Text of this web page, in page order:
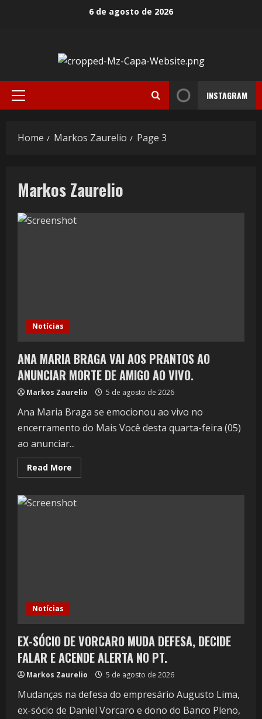
6 de agosto de 2026
INSTAGRAM
Home Markos Zaurelio Page 3
Markos Zaurelio
Notícias
ANA MARIA BRAGA VAI AOS PRANTOS AO
ANUNCIAR MORTE DE AMIGO AO VIVO.
Markos Zaurelio 5 de agosto de 2026
Ana Maria Braga se emocionou ao vivo no
encerramento do Mais Você desta quarta-feira (05)
ao anunciar...
Read More
Notícias
EX-SÓCIO DE VORCARO MUDA DEFESA, DECIDE
FALAR E ACENDE ALERTA NO PT.
Markos Zaurelio 5 de agosto de 2026
Mudanças na defesa do empresário Augusto Lima,
ex-sócio de Daniel Vorcaro e dono do Banco Pleno,